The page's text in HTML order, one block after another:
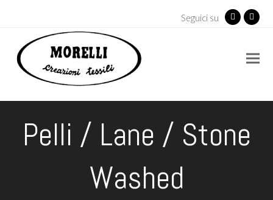
Seguici su Facebook
Pelli / Lane / Stone
Washed